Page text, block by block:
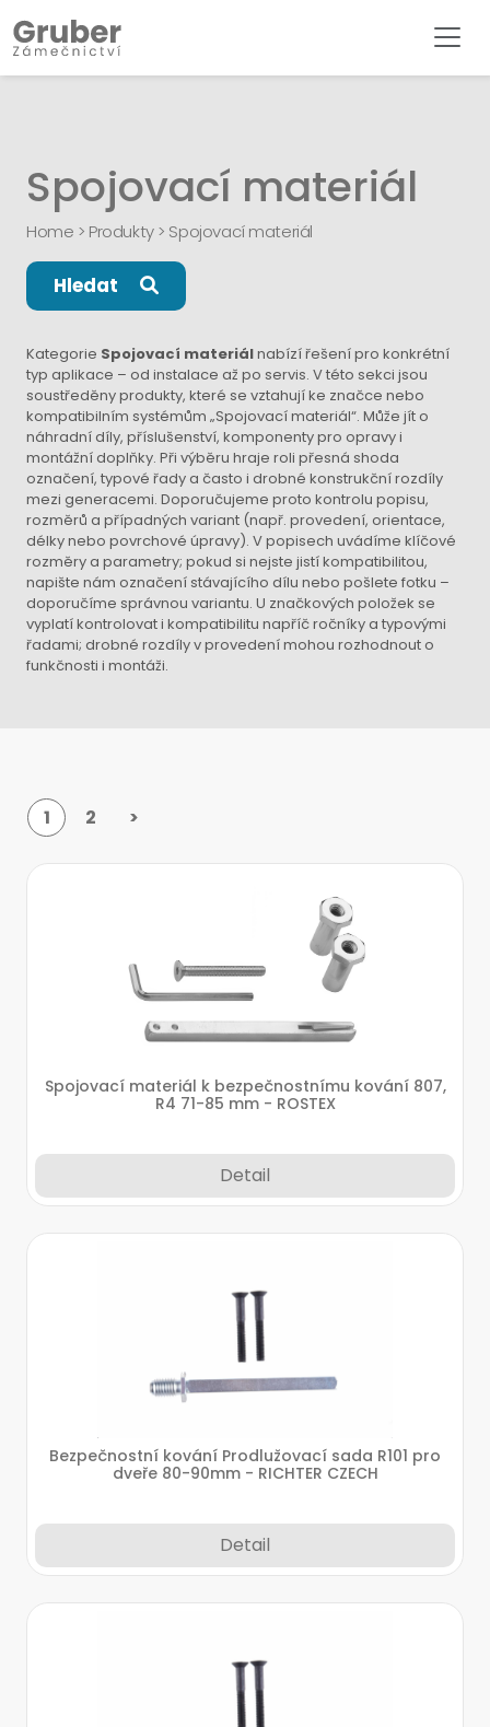
Spojovací materiál
Home > Produkty> Spojovací materiál
Hledat
Kategorie Spojovací materiálnabízí řešení pro konkrétní
typ aplikace – od instalace až po servis. V této sekci jsou
soustředěny produkty, které se vztahují ke značce nebo
kompatibilním systémům „Spojovací materiál“. Může jít o
náhradní díly, příslušenství, komponenty pro opravy i
montážní doplňky. Při výběru hraje roli přesná shoda
označení, typové řady a často i drobné konstrukční rozdíly
mezi generacemi. Doporučujeme proto kontrolu popisu,
rozměrů a případných variant (např. provedení, orientace,
délky nebo povrchové úpravy). V popisech uvádíme klíčové
rozměry a parametry; pokud si nejste jistí kompatibilitou,
napište nám označení stávajícího dílu nebo pošlete fotku –
doporučíme správnou variantu. U značkových položek se
vyplatí kontrolovat i kompatibilitu napříč ročníky a typovými
řadami; drobné rozdíly v provedení mohou rozhodnout o
funkčnosti i montáži.
1 2 >
Spojovací materiál k bezpečnostnímu kování 807,
R4 71-85 mm - ROSTEX
Detail
Bezpečnostní kování Prodlužovací sada R101 pro
dveře 80-90mm - RICHTER CZECH
Detail